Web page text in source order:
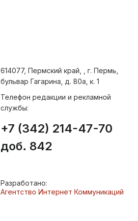
614077, Пермский край, , г. Пермь,
бульвар Гагарина, д. 80а, к. 1
Телефон редакции и рекламной
службы:
+7 (342) 214-47-70
доб. 842
Разработано:
Агентство Интернет Коммуникаций